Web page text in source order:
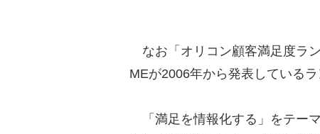
なお「オリコン顧客満足度ラ
MEが2006年から発表している
「満足を情報化する」をテー